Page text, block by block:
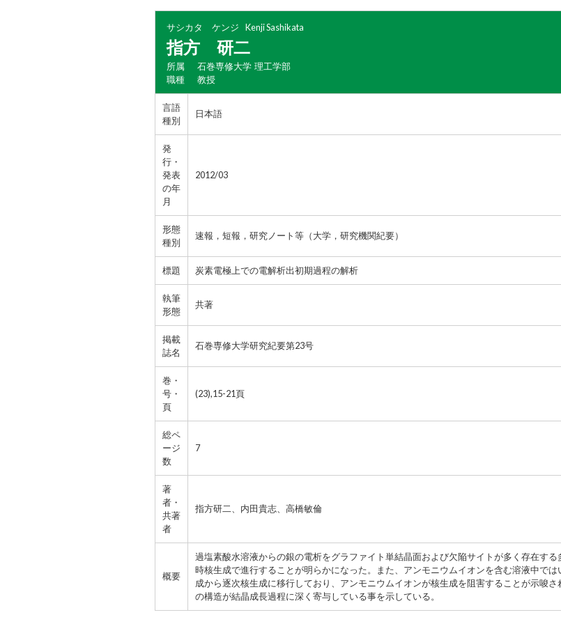
サシカタ ケンジ Kenji Sashikata
指方 研二
所属
石巻専修大学 理工学部
職種
教授
言語
種別
日本語
発
行・
発表
の年
月
2012/03
形態
種別
速報，短報，研究ノート等（大学，研究機関紀要）
標題 炭素電極上での電解析出初期過程の解析
執筆
形態
共著
掲載
誌名
石巻専修大学研究紀要第23号
巻・
号・
頁
(23),15-21頁
総ペ
ージ
数
7
著
者・
共著
者
指方研二、内田貴志、高橋敏倫
概要
過塩素酸水溶液からの銀の電析をグラファイト単結晶面および欠陥サイトが多く存在す
時核生成で進行することが明らかになった。また、アンモニウムイオンを含む溶液中で
成から逐次核生成に移行しており、アンモニウムイオンが核生成を阻害することが示唆
の構造が結晶成長過程に深く寄与している事を示している。